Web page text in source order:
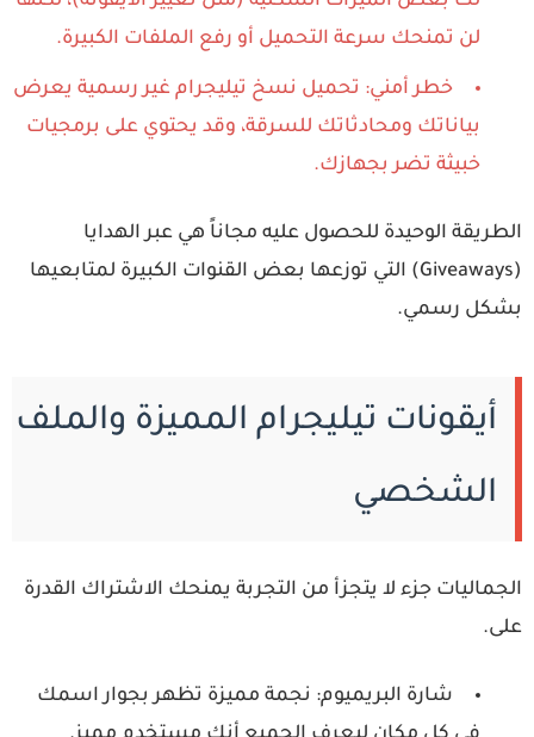
لن تمنحك سرعة التحميل أو رفع الملفات الكبيرة.
خطر أمني:تحميل نسخ تيليجرام غير رسمية يعرض
بياناتك ومحادثاتك للسرقة، وقد يحتوي على برمجيات
خبيثة تضر بجهازك.
الوحيدة للحصول عليه مجاناً هي عبر الهدايا
(Giveaways) التي توزعها بعض القنوات الكبيرة لمتابعيها
رسمي.
أيقونات تيليجرام المميزة والملف
الشخصي
جزء لا يتجزأ من التجربة يمنحك الاشتراك القدرة
شارة البريميوم:نجمة مميزة تظهر بجوار اسمك